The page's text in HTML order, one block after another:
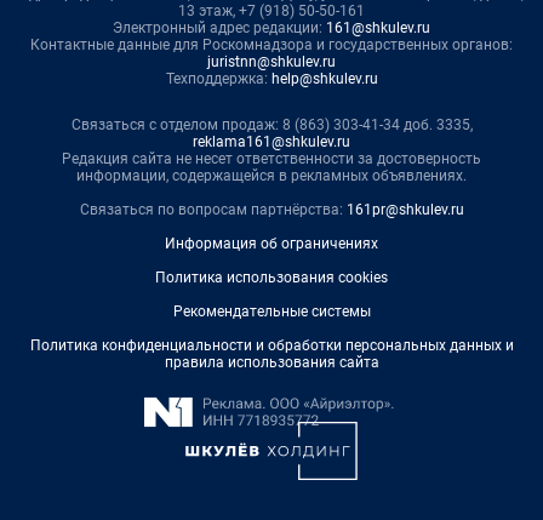
13 этаж, +7 (918) 50-50-161
Электронный адрес редакции: 161@shkulev.ru
Контактные данные для Роскомнадзора и государственных органов:
juristnn@shkulev.ru
Техподдержка: help@shkulev.ru
Связаться с отделом продаж: 8 (863) 303-41-34 доб. 3335,
reklama161@shkulev.ru
Редакция сайта не несет ответственности за достоверность
информации, содержащейся в рекламных объявлениях.
Связаться по вопросам партнёрства: 161pr@shkulev.ru
Информация об ограничениях
Политика использования cookies
Рекомендательные системы
Политика конфиденциальности и обработки персональных данных и
правила использования сайта